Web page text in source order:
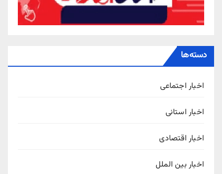
دسته‌ها
اخبار اجتماعی
اخبار استانی
اخبار اقتصادی
اخبار بین الملل